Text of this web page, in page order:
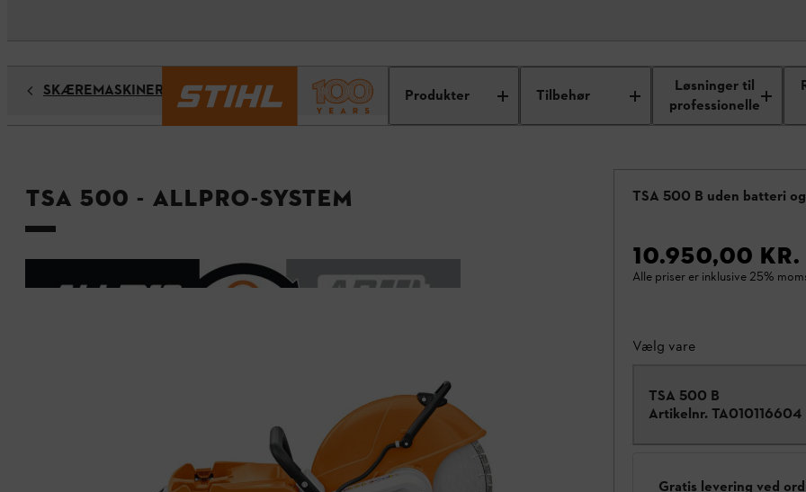
Produkter Tilbehør
Løsninger til
professionelle
SKÆREMASKINER
TSA 500 - ALLPRO-system TSA 500 B uden batteri
10.950,00 KR.
Alle priser er inklusive 25%
Vælg vare
TSA 500 B
Artikelnr. TA010116604
Gratis levering ved